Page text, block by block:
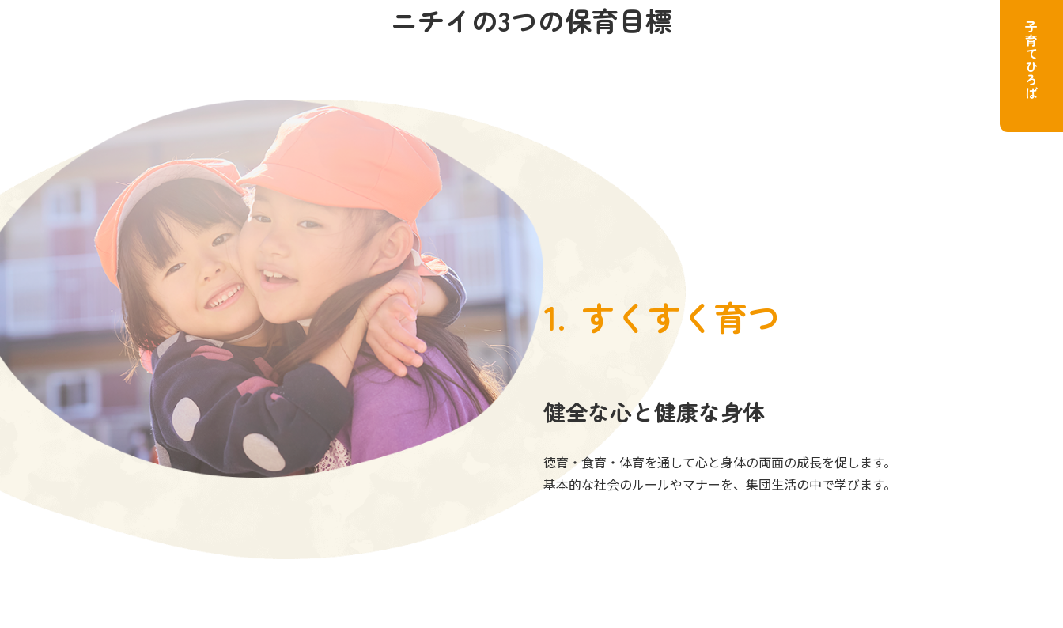
ニチイの3つの保育目標
すくすく育つ
健全な心と健康な身体
徳育・食育・体育を通して心と身体の両面の成長を促します。
基本的な社会のルールやマナーを、集団生活の中で学びます。
子育てひろば